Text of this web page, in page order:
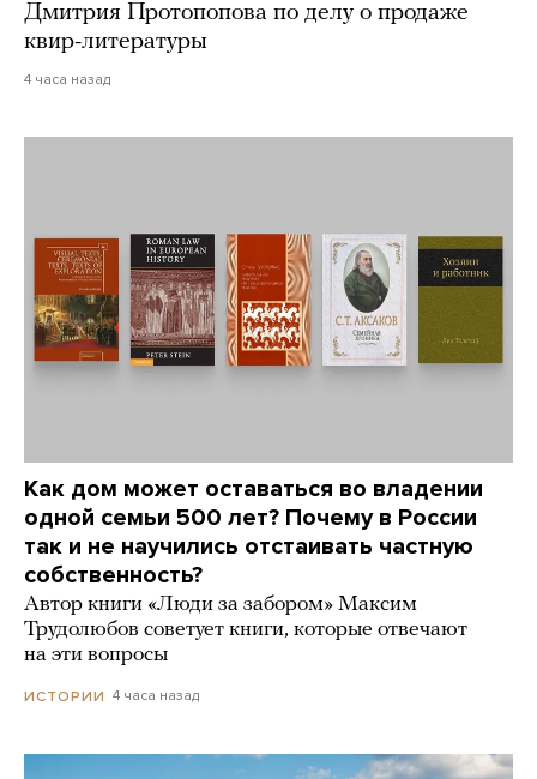
Дмитрия Протопопова по делу о продаже
квир-литературы
4 часа назад
Как дом может оставаться во владении
одной семьи 500 лет? Почему в России
так и не научились отстаивать частную
собственность?
Автор книги «Люди за забором» Максим
Трудолюбов советует книги, которые отвечают
на эти вопросы
ИСТОРИИ 4 часа назад